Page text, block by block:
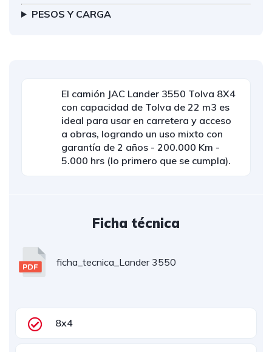
PESOS Y CARGA
El camión JAC Lander 3550 Tolva 8X4
con capacidad de Tolva de 22 m3 es
ideal para usar en carretera y acceso
a obras, logrando un uso mixto con
garantía de 2 años - 200.000 Km -
5.000 hrs (lo primero que se cumpla).
Ficha técnica
ficha_tecnica_Lander 3550
8x4